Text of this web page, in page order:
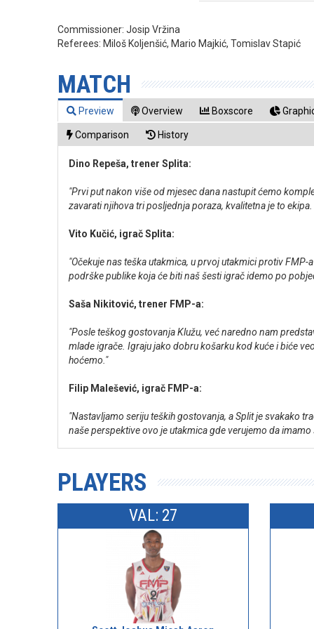
Commissioner:Josip Vržina
Referees: Miloš Koljenšić, Mario Majkić, Tomislav Stapić
MATCH
Preview Overview Boxscore
Comparison History
Dino Repeša, trener Splita:
"Prvi put nakon više od mjesec dana nastupit ćemo
zavarati njihova tri posljednja poraza, kvalitetna je to
Vito Kučić, igrač Splita:
"Očekuje nas teška utakmica, u prvoj utakmici protiv
podrške publike koja će biti naš šesti igrač idemo po
Saša Nikitović, trener FMP-a:
"Posle teškog gostovanja Klužu, već naredno nam
mlade igrače. Igraju jako dobru košarku kod kuće i biće
hoćemo."
Filip Malešević, igrač FMP-a:
"Nastavljamo seriju teških gostovanja, a Split je svakako
naše perspektive ovo je utakmica gde verujemo da
PLAYERS
VAL: 27